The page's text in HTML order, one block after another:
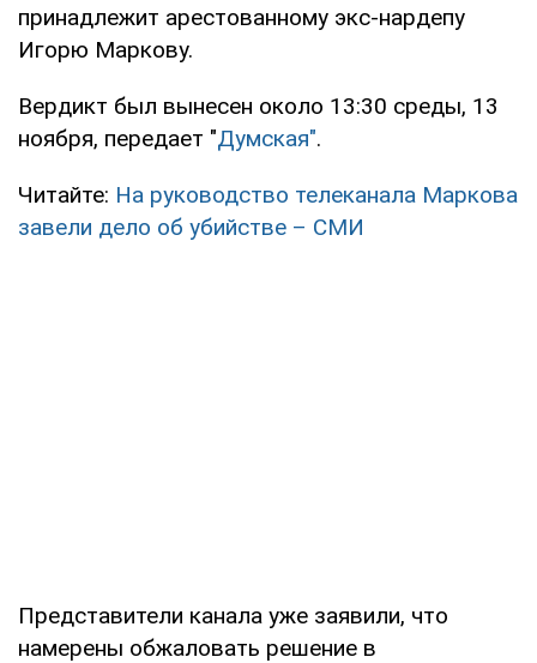
принадлежит арестованному экс-нардепу
Игорю Маркову.
Вердикт был вынесен около 13:30 среды, 13
ноября, передает "Думская".
Читайте: На руководство телеканала Маркова
завели дело об убийстве – СМИ
Представители канала уже заявили, что
намерены обжаловать решение в